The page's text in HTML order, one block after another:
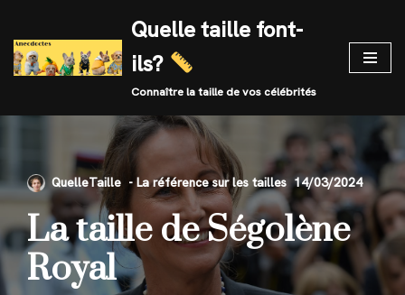
Skip
to
Quelle taille font-
ils?
Connaître la taille de vos célébrités
QuelleTaille 14/03/2024
La taille de Ségolène
Royal